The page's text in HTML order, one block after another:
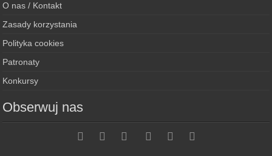
O nas / Kontakt
Zasady korzystania
Polityka cookies
Patronaty
Konkursy
Obserwuj nas